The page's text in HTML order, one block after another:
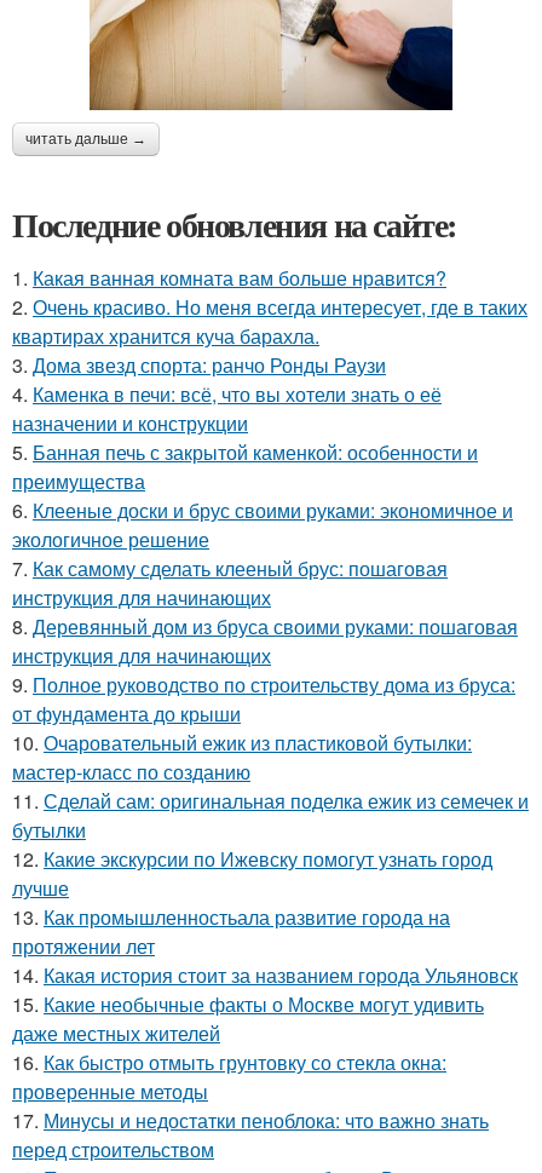
читать дальше →
Последние обновления на сайте:
1. Какая ванная комната вам больше нравится?
2. Очень красиво. Но меня всегда интересует, где в таких
квартирах хранится куча барахла.
3. Дома звезд спорта: ранчо Ронды Раузи
4. Каменка в печи: всё, что вы хотели знать о её
назначении и конструкции
5. Банная печь с закрытой каменкой: особенности и
преимущества
6. Клееные доски и брус своими руками: экономичное и
экологичное решение
7. Как самому сделать клееный брус: пошаговая
инструкция для начинающих
8. Деревянный дом из бруса своими руками: пошаговая
инструкция для начинающих
9. Полное руководство по строительству дома из бруса:
от фундамента до крыши
10. Очаровательный ежик из пластиковой бутылки:
мастер-класс по созданию
11. Сделай сам: оригинальная поделка ежик из семечек и
бутылки
12. Какие экскурсии по Ижевску помогут узнать город
лучше
13. Как промышленностьала развитие города на
протяжении лет
14. Какая история стоит за названием города Ульяновск
15. Какие необычные факты о Москве могут удивить
даже местных жителей
16. Как быстро отмыть грунтовку со стекла окна:
проверенные методы
17. Минусы и недостатки пеноблока: что важно знать
перед строительством